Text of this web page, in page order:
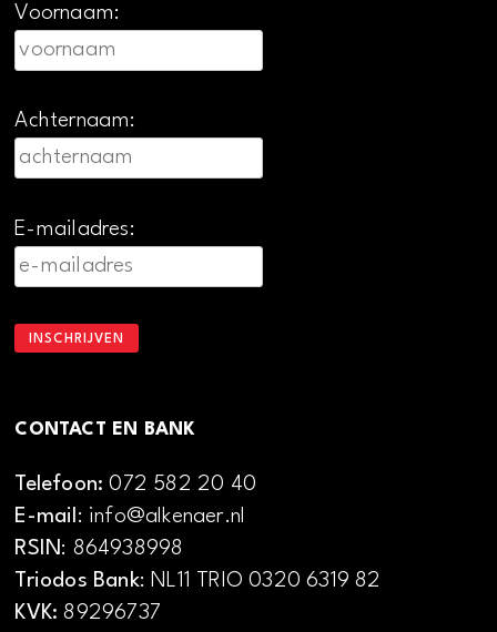
Voornaam:
Achternaam:
E-mailadres:
CONTACT EN BANK
Telefoon:072 582 20 40
E-mail: info@alkenaer.nl
RSIN: 864938998
Triodos Bank: NL11 TRIO 0320 6319 82
KVK: 89296737